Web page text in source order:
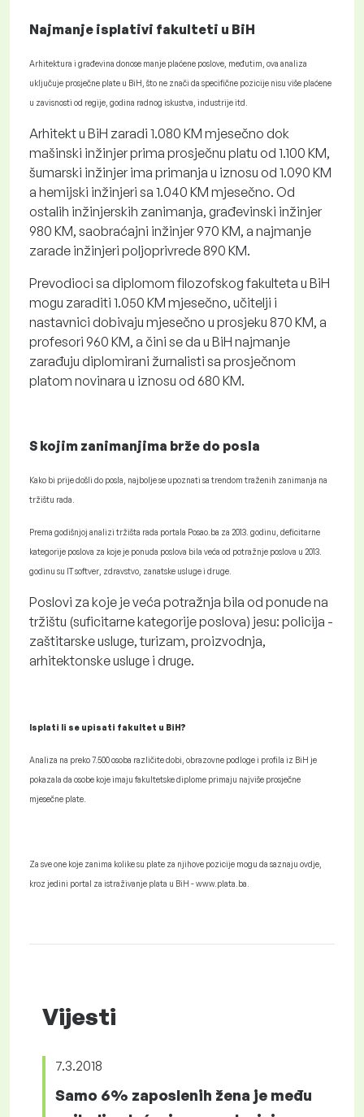
Najmanje isplativi fakulteti u BiH
Arhitektura i građevina donose manje plaćene poslove, međutim, ova analiza
uključuje prosječne plate u BiH, što ne znači da specifične pozicije nisu više plaćene
u zavisnosti od regije, godina radnog iskustva, industrije itd.
Arhitekt u BiH zaradi 1.080 KM mjesečno dok
mašinski inžinjer prima prosječnu platu od 1.100 KM,
šumarski inžinjer ima primanja u iznosu od 1.090 KM
a hemijski inžinjeri sa 1.040 KM mjesečno. Od
ostalih inžinjerskih zanimanja, građevinski inžinjer
980 KM, saobraćajni inžinjer 970 KM, a najmanje
zarade inžinjeri poljoprivrede 890 KM.
Prevodioci sa diplomom filozofskog fakulteta u BiH
mogu zaraditi 1.050 KM mjesečno, učitelji i
nastavnici dobivaju mjesečno u prosjeku 870 KM, a
profesori 960 KM, a čini se da u BiH najmanje
zarađuju diplomirani žurnalisti sa prosječnom
platom novinara u iznosu od 680 KM.
S kojim zanimanjima brže do posla
Kako bi prije došli do posla, najbolje se upoznati sa trendom traženih zanimanja na
tržištu rada.
Prema godišnjoj analizi tržišta rada portala Posao.ba za 2013. godinu, deficitarne
kategorije poslova za koje je ponuda poslova bila veća od potražnje poslova u 2013.
godinu su IT softver, zdravstvo, zanatske usluge i druge.
Poslovi za koje je veća potražnja bila od ponude na
tržištu (suficitarne kategorije poslova) jesu: policija -
zaštitarske usluge, turizam, proizvodnja,
arhitektonske usluge i druge.
Isplati li se upisati fakultet u BiH?
Analiza na preko 7.500 osoba različite dobi, obrazovne podloge i profila iz BiH je
pokazala da osobe koje imaju fakultetske diplome primaju najviše prosječne
mjesečne plate.
Za sve one koje zanima kolike su plate za njihove pozicije mogu da saznaju ovdje,
kroz jedini portal za istraživanje plata u BiH - www.plata.ba.
Vijesti
7.3.2018
Samo 6% zaposlenih žena je među